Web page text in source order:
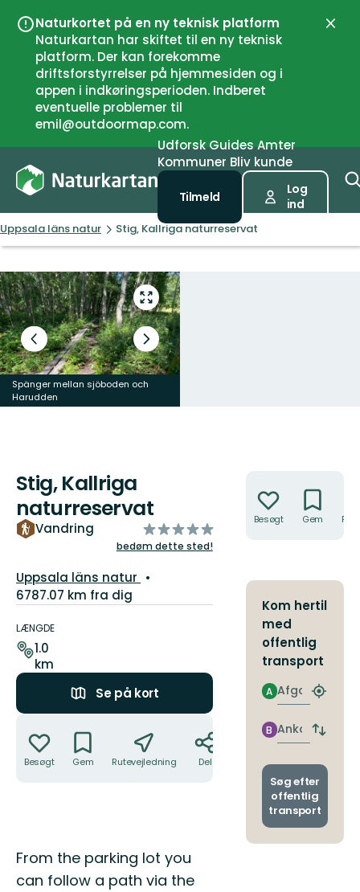
Naturkortet på en ny teknisk platform
Naturkartan har skiftet til en ny teknisk
platform. Der kan forekomme
driftsforstyrrelser på hjemmesiden og i
appen i indkøringsperioden. Indberet
eventuelle problemer til
emil@outdoormap.com.
Luk
UdforskGuidesAmter
Kommuner Bliv kunde
Tilmeld
Log
ind
Uppsala läns natur Stig, Kallriga naturreservat
Gå
til
fuld
skærm
Forrige
slide
Næste
slide
Spänger mellan sjöboden och
Harudden
Stig, Kallriga
naturreservat
Vandring
ud
af
stjerner
bedøm dette sted!
Vejledende
beskrivelse:
Uppsala läns natur
6787.07 km fra dig
LÆNGDE
1.0
km
Se på kort
Besøgt Gem Rutevejledning Del
Beskrivelse
From the parking lot you
can follow a path via the
Besøgt Gem
Kom hertil
med
offentlig
transport
Afgang
A
Find
Ankomst
B
Skift
og
Søg efter
offentlig
transport